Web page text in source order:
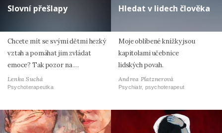
Slovní přešlapy
Chcete mít se svými dětmi hezký
vztah a pomáhat jim zvládat
emoce? Tak pozor na …
Lenka Suchá
Psychoterapeutka
Hledat v lidech člověka
Moje oblíbené knížky jsou
kapitolami učebnice
lidských povah.
Andrea Platznerová
Psychiatr, psychoterapeut